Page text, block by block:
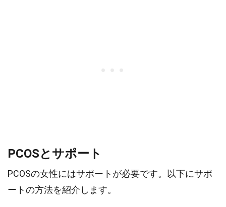
PCOSとサポート
PCOSの女性にはサポートが必要です。以下にサポ
ートの方法を紹介します。